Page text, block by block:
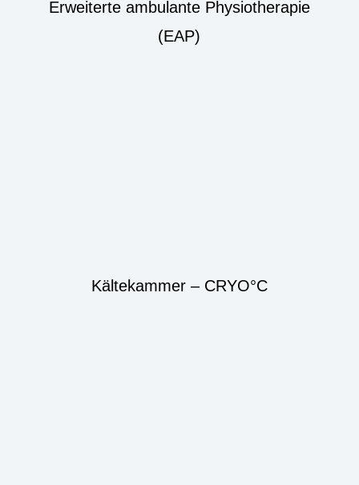
Erweiterte ambulante Physiotherapie
(EAP)
Kältekammer – CRYO°C